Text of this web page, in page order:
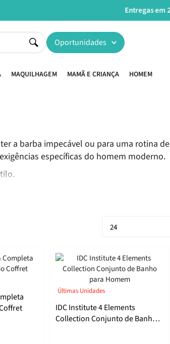
Oportunidades
MAQUILHAGEM MAMÃ E CRIANÇA HOMEM
a barba impecável ou para uma rotina de
específicas do homem moderno.
Últimas Unidades
IDC Institute 4 Elements
Collection Conjunto de Banho